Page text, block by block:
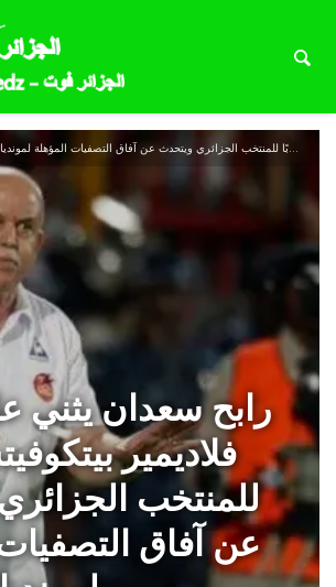
رابح سعدان يثني على تعيين فلاديمير بيتكوفيتش مدربًا للمنتخب الجزائري ويتحدث عن آفاق التصفيات المؤهلة لمونديال
رابح سعدان يثني
فلاديمير
للمنتخب
عن آفاق